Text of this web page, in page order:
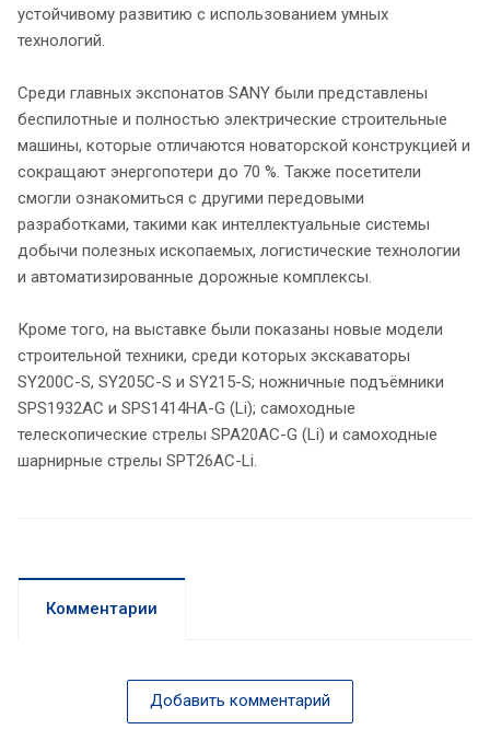
устойчивому развитию с использованием умных
технологий.
Среди главных экспонатов SANY были представлены
беспилотные и полностью электрические строительные
машины, которые отличаются новаторской конструкцией и
сокращают энергопотери до 70 %. Также посетители
смогли ознакомиться с другими передовыми
разработками, такими как интеллектуальные системы
добычи полезных ископаемых, логистические технологии
и автоматизированные дорожные комплексы.
Кроме того, на выставке были показаны новые модели
строительной техники, среди которых экскаваторы
SY200C-S, SY205C-S и SY215-S; ножничные подъёмники
SPS1932AC и SPS1414HA-G (Li); самоходные
телескопические стрелы SPA20AC-G (Li) и самоходные
шарнирные стрелы SPT26AC-Li.
Комментарии
Добавить комментарий